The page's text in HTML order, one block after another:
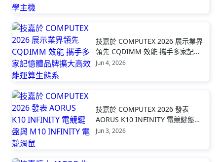
技嘉於 COMPUTEX 2026 展示業界
領先 CQDIMM 效能 攜手多家記憶
體品牌擴大高效能運算生態系
Jun 4, 2026
技嘉於 COMPUTEX 2026 發表
AORUS K10 INFINITY 電競鍵盤與
M10 INFINITY 電競滑鼠
Jun 3, 2026